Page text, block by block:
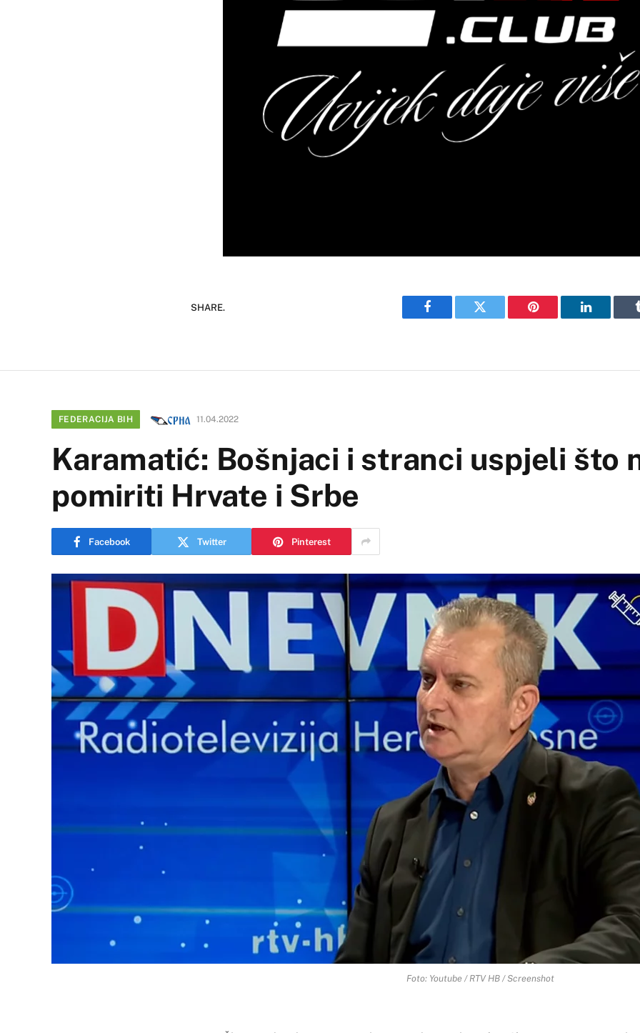
SHARE.
Facebook Twitter Pinterest LinkedIn
FEDERACIJA BIH 11.04.2022
Karamatić: Bošnjaci i stranci uspjeli što
pomiriti Hrvate i Srbe
Facebook Twitter Pinterest
Foto: Youtube / RTV HB / Screenshot